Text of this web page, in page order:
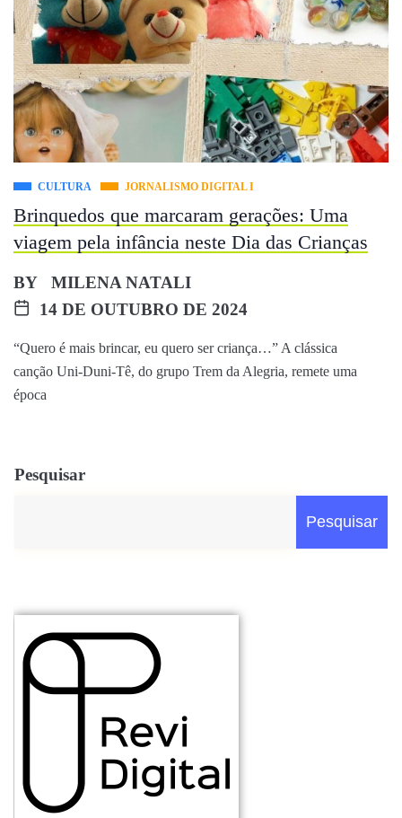
CULTURA JORNALISMO DIGITAL I
Brinquedos que marcaram gerações: Uma
viagem pela infância neste Dia das Crianças
BY
MILENA NATALI
14 DE OUTUBRO DE 2024
“Quero é mais brincar, eu quero ser criança…” A clássica
canção Uni-Duni-Tê, do grupo Trem da Alegria, remete uma
época
Pesquisar
Pesquisar